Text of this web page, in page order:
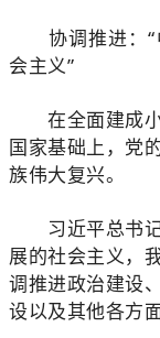
协调推进：“
会主义”
在全面建成小
国家基础上，党
族伟大复兴。
习近平总书记
展的社会主义，
调推进政治建设
设以及其他各方面